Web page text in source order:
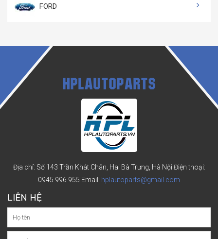
FORD
HPLAUTOPARTS
Địa chỉ: Số 143 Trần Khát Chân, Hai Bà Trưng, Hà Nội Điện thoại:
0945 996 955 Email: hplautoparts@gmail.com
LIÊN HỆ